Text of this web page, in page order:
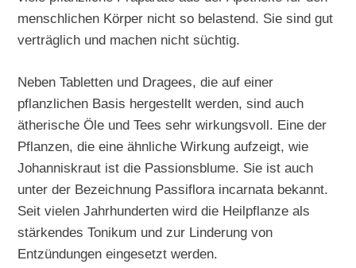
menschlichen Körper nicht so belastend. Sie sind gut
verträglich und machen nicht süchtig.
Neben Tabletten und Dragees, die auf einer
pflanzlichen Basis hergestellt werden, sind auch
ätherische Öle und Tees sehr wirkungsvoll. Eine der
Pflanzen, die eine ähnliche Wirkung aufzeigt, wie
Johanniskraut ist die Passionsblume. Sie ist auch
unter der Bezeichnung Passiflora incarnata bekannt.
Seit vielen Jahrhunderten wird die Heilpflanze als
stärkendes Tonikum und zur Linderung von
Entzündungen eingesetzt werden.